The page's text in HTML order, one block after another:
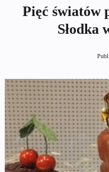
Pięć światów
Słodka